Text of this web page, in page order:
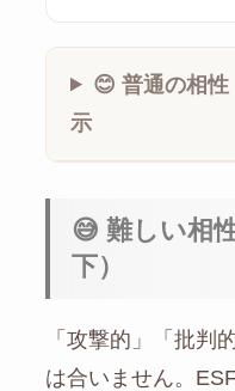
😊 普通の相
示
😅 難しい相
下）
「攻撃的」「批判
は合いません。